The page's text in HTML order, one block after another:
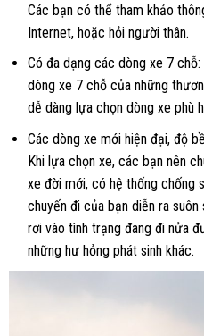
Các bạn có thể tham khảo
Internet, hoặc hỏi người thân.
Có đa dạng các dòng xe 7
dòng xe 7 chỗ của những
dễ dàng lựa chọn dòng xe phù
Các dòng xe mới hiện đại, độ
Khi lựa chọn xe, các bạn nên
xe đời mới, có hệ thống chống
chuyến đi của bạn diễn ra suôn
rơi vào tình trạng đang đi nửa
những hư hỏng phát sinh khác.